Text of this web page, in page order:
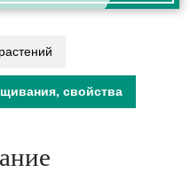
свойства